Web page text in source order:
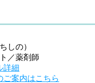
しの）
／薬剤師
詳細
ご案内はこちら